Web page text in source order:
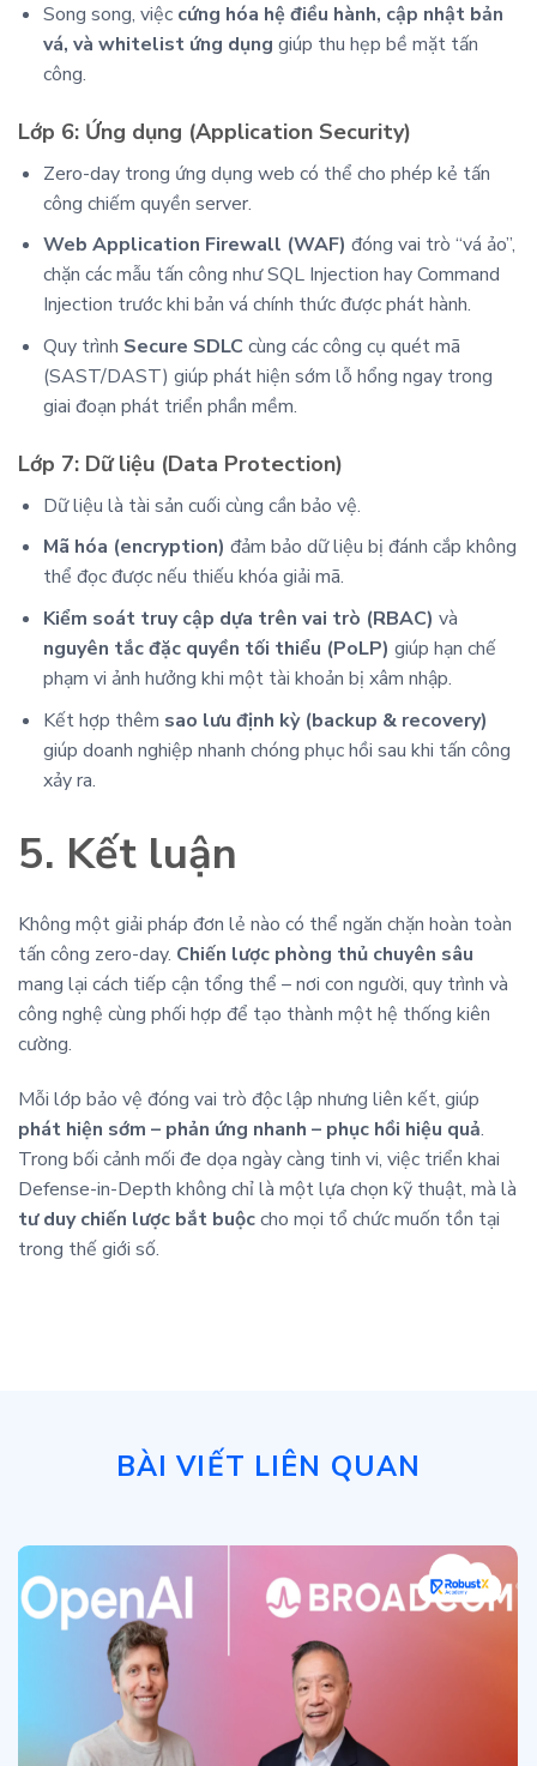
Song song, việc cứng hóa hệ điều hành, cập nhật bản
vá, và whitelist ứng dụng giúp thu hẹp bề mặt tấn
công.
Lớp 6: Ứng dụng (Application Security)
Zero-day trong ứng dụng web có thể cho phép kẻ tấn
công chiếm quyền server.
Web Application Firewall (WAF) đóng vai trò “vá ảo”,
chặn các mẫu tấn công như SQL Injection hay Command
Injection trước khi bản vá chính thức được phát hành.
Quy trình Secure SDLC cùng các công cụ quét mã
(SAST/DAST) giúp phát hiện sớm lỗ hổng ngay trong
giai đoạn phát triển phần mềm.
Lớp 7: Dữ liệu (Data Protection)
Dữ liệu là tài sản cuối cùng cần bảo vệ.
Mã hóa (encryption) đảm bảo dữ liệu bị đánh cắp không
thể đọc được nếu thiếu khóa giải mã.
Kiểm soát truy cập dựa trên vai trò (RBAC) và
nguyên tắc đặc quyền tối thiểu (PoLP) giúp hạn chế
phạm vi ảnh hưởng khi một tài khoản bị xâm nhập.
Kết hợp thêm sao lưu định kỳ (backup & recovery)
giúp doanh nghiệp nhanh chóng phục hồi sau khi tấn công
xảy ra.
5. Kết luận
Không một giải pháp đơn lẻ nào có thể ngăn chặn hoàn toàn
tấn công zero-day. Chiến lược phòng thủ chuyên sâu
mang lại cách tiếp cận tổng thể – nơi con người, quy trình và
công nghệ cùng phối hợp để tạo thành một hệ thống kiên
cường.
Mỗi lớp bảo vệ đóng vai trò độc lập nhưng liên kết, giúp
phát hiện sớm – phản ứng nhanh – phục hồi hiệu quả.
Trong bối cảnh mối đe dọa ngày càng tinh vi, việc triển khai
Defense-in-Depth không chỉ là một lựa chọn kỹ thuật, mà là
tư duy chiến lược bắt buộccho mọi tổ chức muốn tồn tại
trong thế giới số.
BÀI VIẾT LIÊN QUAN